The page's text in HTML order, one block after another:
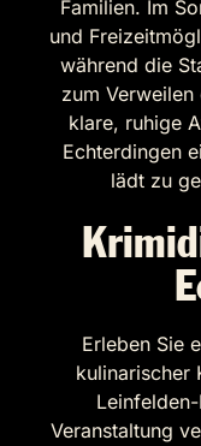
Familien. Im
und
während die
zum
klare, ruhige
Echterdingen
lädt zu
Erleben Sie
kulinarischer
Veranstaltung